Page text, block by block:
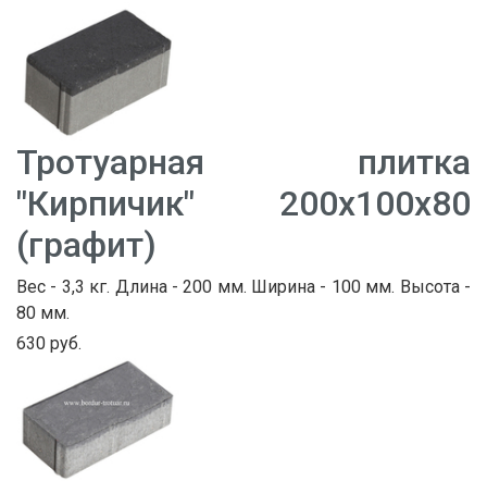
Тротуарная плитка
"Кирпичик" 200х100х80
(графит)
Вес - 3,3 кг. Длина - 200 мм. Ширина - 100 мм. Высота -
80 мм.
630 руб.